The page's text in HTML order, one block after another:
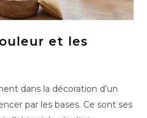
et les
dans la décoration d’un
par les bases. Ce sont ses